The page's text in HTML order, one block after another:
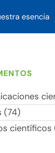
esencia
(74)
científicos